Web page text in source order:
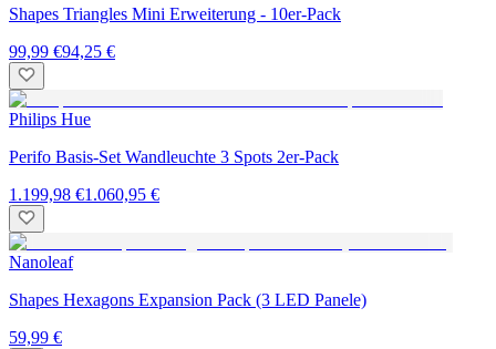
Shapes Triangles Mini Erweiterung - 10er-Pack
99,99 €94,25 €
Philips Hue
Perifo Basis-Set Wandleuchte 3 Spots 2er-Pack
1.199,98 €1.060,95 €
Nanoleaf
Shapes Hexagons Expansion Pack (3 LED Panele)
59,99 €